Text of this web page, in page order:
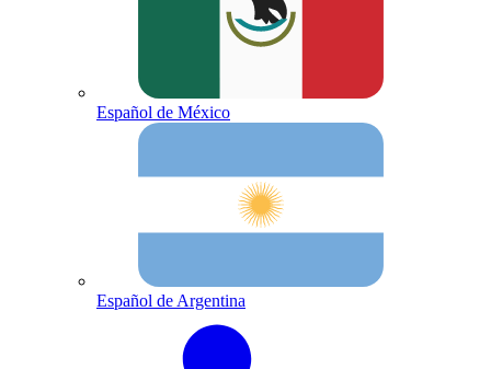
Español de México
Español de Argentina